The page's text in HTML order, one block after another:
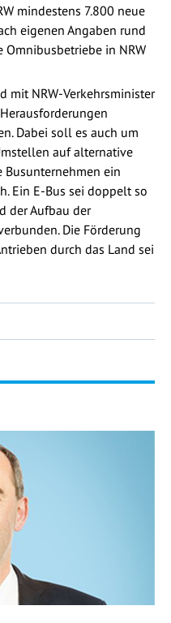
mindestens 7.800 neue
eigenen Angaben rund
in NRW
mit NRW-Verkehrsminister
Dabei soll es auch um
auf alternative
ein
Ein E-Bus sei doppelt so
der Aufbau der
Die Förderung
durch das Land sei